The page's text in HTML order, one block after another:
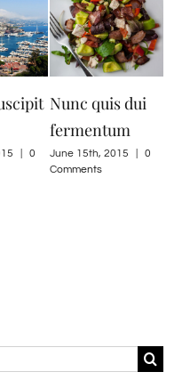
Nunc quis dui
fermentum
June 15th, 2015 |
0
Comments
imperiet
June 15th,